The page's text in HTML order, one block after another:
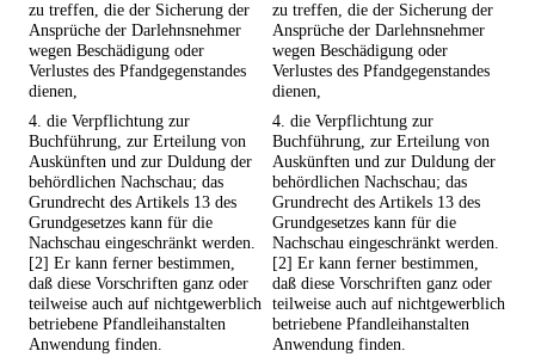
zu treffen, die der Sicherung der
Ansprüche der Darlehnsnehmer
wegen Beschädigung oder
Verlustes des Pfandgegenstandes
dienen,
zu treffen, die der Sicherung der
Ansprüche der Darlehnsnehmer
wegen Beschädigung oder
Verlustes des Pfandgegenstandes
dienen,
4. die Verpflichtung zur
Buchführung, zur Erteilung von
Auskünften und zur Duldung der
behördlichen Nachschau; das
Grundrecht des Artikels 13 des
Grundgesetzes kann für die
Nachschau eingeschränkt werden.
[2] Er kann ferner bestimmen,
daß diese Vorschriften ganz oder
teilweise auch auf nichtgewerblich
betriebene Pfandleihanstalten
Anwendung finden.
4. die Verpflichtung zur
Buchführung, zur Erteilung von
Auskünften und zur Duldung der
behördlichen Nachschau; das
Grundrecht des Artikels 13 des
Grundgesetzes kann für die
Nachschau eingeschränkt werden.
[2] Er kann ferner bestimmen,
daß diese Vorschriften ganz oder
teilweise auch auf nichtgewerblich
betriebene Pfandleihanstalten
Anwendung finden.